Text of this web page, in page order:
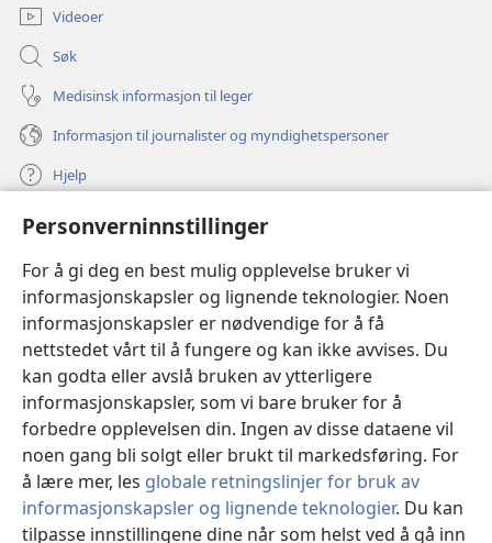
Personverninnstillinger
For å gi deg en best mulig opplevelse bruker vi
informasjonskapsler og lignende teknologier. Noen
informasjonskapsler er nødvendige for å få
nettstedet vårt til å fungere og kan ikke avvises. Du
kan godta eller avslå bruken av ytterligere
informasjonskapsler, som vi bare bruker for å
forbedre opplevelsen din. Ingen av disse dataene vil
noen gang bli solgt eller brukt til markedsføring. For
å lære mer, les globale retningslinjer for bruk av
informasjonskapsler og lignende teknologier. Du kan
tilpasse innstillingene dine når som helst ved å gå inn
Videoer
Søk
Medisinsk informasjon til leger
Informasjon til journalister og myndighetspersoner
Hjelp
Bidrag
(åpner
nytt
vindu)Watchtower ONLINE LIBRARY™
(åpner
nytt
vindu) JW Hub ®
(åpner
nytt
vindu)JW Library ®
Watchtower Library